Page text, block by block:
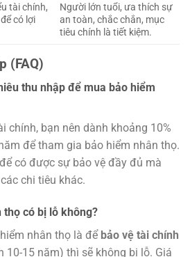
tài chính,
có lợi
Người lớn tuổi, ưa thích sự
an toàn, chắc chắn, mục
tiêu chính là tiết kiệm.
(FAQ)
thu nhập để mua bảo hiểm
chính, bạn nên dành khoảng 10%
để tham gia bảo hiểm nhân thọ.
có được sự bảo vệ đầy đủ mà
chi tiêu khác.
có bị lỗ không?
nhân thọ là để bảo vệ tài chính
10-15 năm) thì sẽ không bị lỗ. Giá